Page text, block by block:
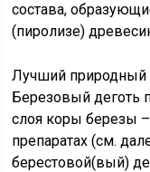
состава,
(пиролизе)
Лучший природный
Березовый деготь
слоя коры березы
препаратах (см.
берестовой(вый)